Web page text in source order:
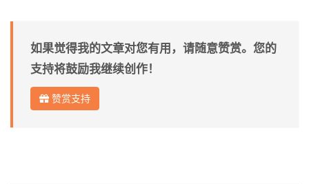
如果觉得我的文章对您有用，请随意赞赏。您的
支持将鼓励我继续创作！
赞赏支持